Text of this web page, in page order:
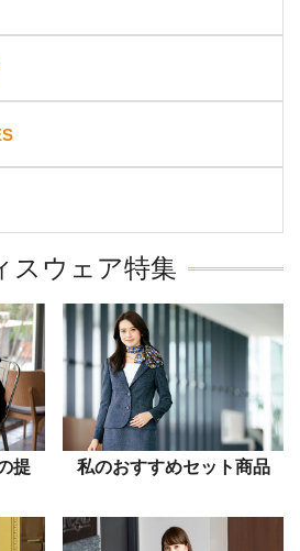
スウェア特集
提
私のおすすめセット商品